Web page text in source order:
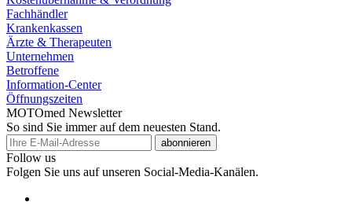
Fachhändler
Krankenkassen
Ärzte & Therapeuten
Unternehmen
Betroffene
Information-Center
Öffnungszeiten
MOTOmed Newsletter
So sind Sie immer auf dem neuesten Stand.
abonnieren
Follow us
Folgen Sie uns auf unseren Social-Media-Kanälen.